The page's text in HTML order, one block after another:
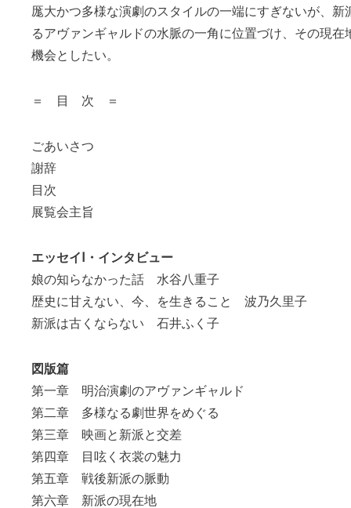
厖大かつ多様な演劇のスタイルの一端にすぎないが、新
るアヴァンギャルドの水脈の一角に位置づけ、その現在
機会としたい。
＝ 目 次 ＝
ごあいさつ
謝辞
目次
展覧会主旨
エッセイⅠ・インタビュー
娘の知らなかった話 水谷八重子
歴史に甘えない、今、を生きること 波乃久里子
新派は古くならない 石井ふく子
図版篇
第一章 明治演劇のアヴァンギャルド
第二章 多様なる劇世界をめぐる
第三章 映画と新派と交差
第四章 目呟く衣裳の魅力
第五章 戦後新派の脈動
第六章 新派の現在地